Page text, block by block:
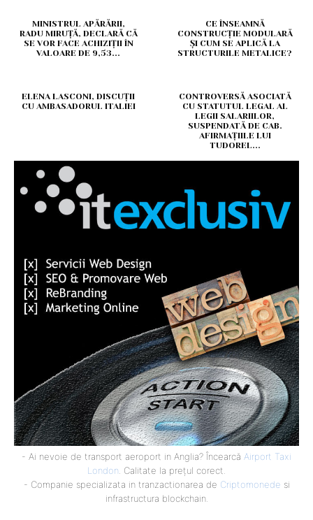
MINISTRUL APĂRĂRII,
RADU MIRUȚĂ, DECLARĂ CĂ
SE VOR FACE ACHIZIȚII ÎN
VALOARE DE 9,53...
CE ÎNSEAMNĂ
CONSTRUCȚIE MODULARĂ
ȘI CUM SE APLICĂ LA
STRUCTURILE METALICE?
ELENA LASCONI, DISCUȚII
CU AMBASADORUL ITALIEI
CONTROVERSĂ ASOCIATĂ
CU STATUTUL LEGAL AL
LEGII SALARIILOR,
SUSPENDATĂ DE CAB.
AFIRMAȚIILE LUI
TUDOREL...
- Ai nevoie de transport aeroport in Anglia? Încearcă Airport Taxi
London. Calitate la prețul corect.
- Companie specializata in tranzactionarea de Criptomonede si
infrastructura blockchain.